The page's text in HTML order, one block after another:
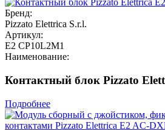
Бренд:
Pizzato Elettrica S.r.l.
Артикул:
E2 CP10L2M1
Наименование:
Контактный блок Pizzato
Подробнее